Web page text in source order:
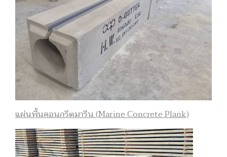
แผ่นพื้นคอนกรีตมารีน (Marine Concrete Plank)